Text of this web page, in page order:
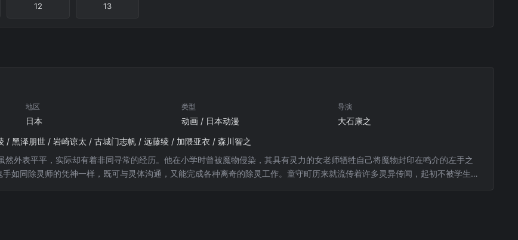
12 13
地区
日本
类型
动画 / 日本动漫
导演
大石康之
/ 黑泽朋世 / 岩崎谅太 / 古城门志帆 / 远藤绫 / 加隈亚衣 / 森川智之
然外表平平，实际却有着非同寻常的经历。他在小学时曾被魔物侵染，其具有灵力的女老师牺牲自己将魔物封印在鸣介的左手之
手如同除灵师的凭神一样，既可与灵体沟通，又能完成各种离奇的除灵工作。童守町历来就流传着许多灵异传闻，起初不被学生信